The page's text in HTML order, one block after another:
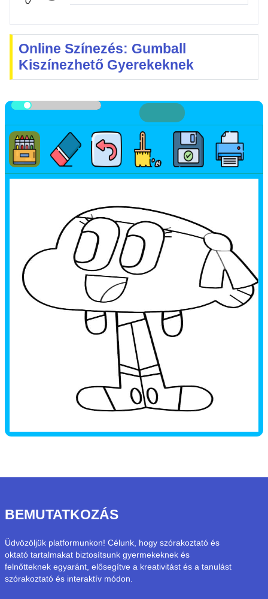
Online Színezés: Gumball
Kiszínezhető Gyerekeknek
BEMUTATKOZÁS
Üdvözöljük platformunkon! Célunk, hogy szórakoztató és
oktató tartalmakat biztosítsunk gyermekeknek és
felnőtteknek egyaránt, elősegítve a kreativitást és a tanulást
szórakoztató és interaktív módon.